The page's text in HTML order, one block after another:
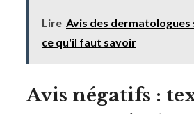
Lire Avis des dermatologues
ce qu'il faut savoir
Avis négatifs :